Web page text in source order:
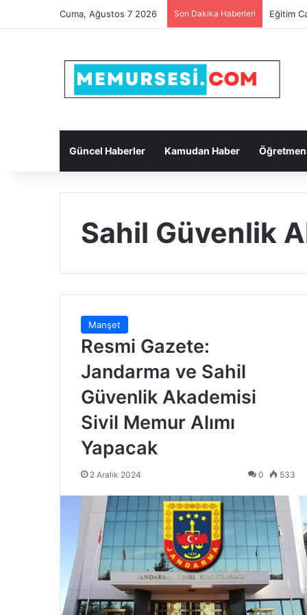
Cuma, Ağustos 7 2026 Son Dakika Haberleri Yapı
Güncel Haberler Kamudan Haber
Sahil Güvenlik
Manşet
Resmi Gazete:
Jandarma ve Sahil
Güvenlik Akademisi
Sivil Memur Alımı
Yapacak
2 Aralık 2024 0 533